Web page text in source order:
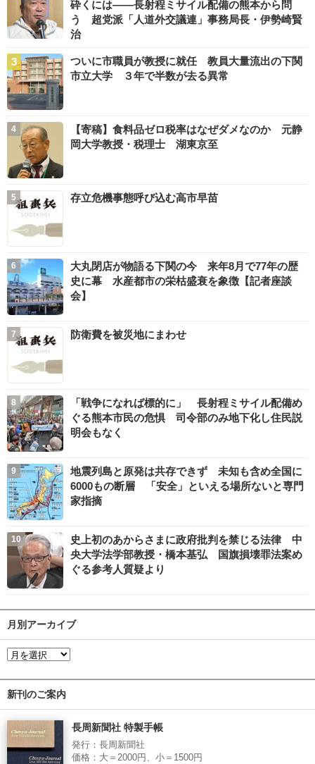
砕くには――長射程ミサイル配備の熊本から問
う 超党派「人道外交議連」事務局長・伊勢崎賢
治
ついに市職員が教授に就任 教員大量流出の下関
市立大学 ３年で半数が去る異常
【寄稿】食料品ゼロ税率はなぜダメなのか 元静
岡大学教授・税理士 湖東京至
存立危機事態呼び込む高市早苗
大丸閉店が物語る下関の今 来年8月で77年の歴
史に幕 水産都市の栄枯盛衰を象徴【記者座談
会】
防衛費を被災地にまわせ
「戦争になれば標的に」 長射程ミサイル配備め
ぐる熊本市民の危惧 司令部のみ地下化し住民説
明会もなく
地震列島と原発は共存できず 未知も含め全国に
6000もの断層 「安全」といえる場所ないと専門
家指摘
史上初のあからさまに政府批判を禁じる法律 中
央大学法学部教授・橋本基弘 国旗損壊罪法案め
ぐる参考人質疑より
月別アーカイブ
新刊のご案内
長周新聞社 特製手帳
発行：長周新聞社
価格：大＝2000円、小＝1500円